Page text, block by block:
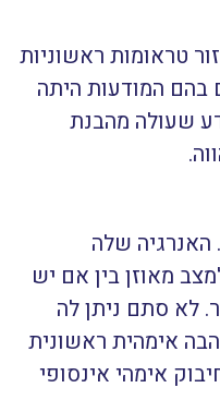
טראומות ראשוניות
המודעות היתה
שעולה מהבנת
שלה
מאוזן בין אם יש
לא סתם ניתן לה
אימהית ראשונית
אימהי אינסופי